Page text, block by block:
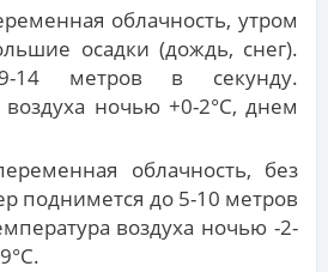
облачность, утром
осадки (дождь, снег).
14 метров в секунду.
воздуха ночью +0-2°С, днем
облачность, без
поднимется до 5-10 метров
воздуха ночью -2-